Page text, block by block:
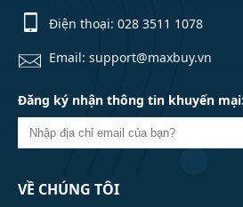
Điện thoại: 028 3511 1078
Email: support@maxbuy.vn
Đăng ký nhận thông tin khuyến mại:
VỀ CHÚNG TÔI